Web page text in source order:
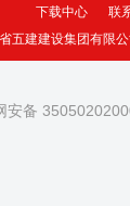
下载中心
联
五建建设集团有限
安备